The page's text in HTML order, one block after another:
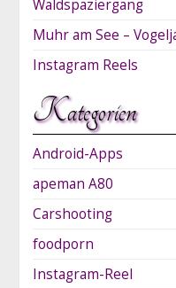
Waldspaziergang
Muhr am See –
Instagram Reels
Kategorien
Android-Apps
apeman A80
Carshooting
foodporn
Instagram-Reel